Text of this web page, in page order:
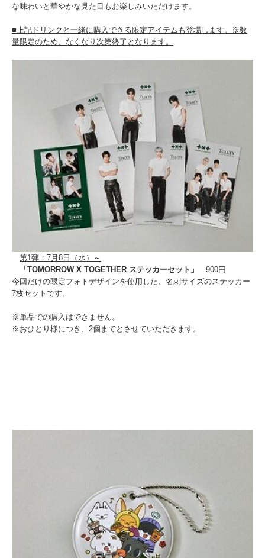
な味わいと華やかな見た目もお楽しみいただけます。
■上記ドリンクと一緒に購入できる限定アイテムも登場します。※数
量限定のため、なくなり次第終了となります。
第1弾：7月8日（水）～
「TOMORROW X TOGETHER ステッカーセット」 900円
今回だけの限定フォトデザインを使用した、名刺サイズのステッカー
7枚セットです。
※単品での購入はできません。
※おひとり様につき、2個までとさせていただきます。